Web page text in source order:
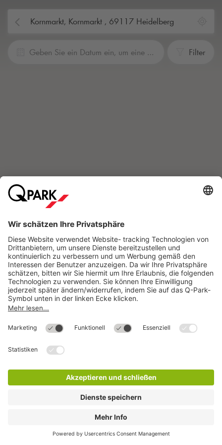
Geben Sie ein Datum ein, um eine Reservierung vorzunehmen Filter
Q-Park SOFIENQUARTIER
15 Min.